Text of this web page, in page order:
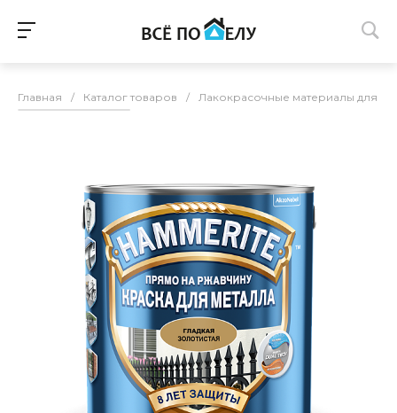
Главная / Каталог товаров / Лакокрасочные материалы для